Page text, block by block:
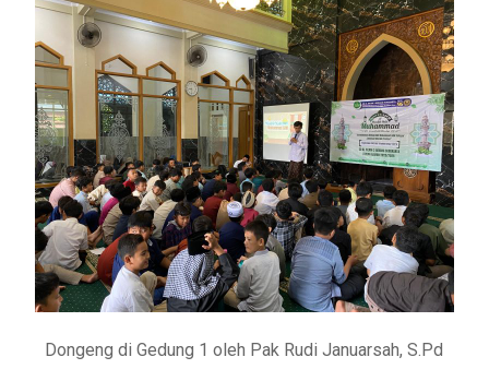
Dongeng di Gedung 1 oleh Pak Rudi Januarsah, S.Pd